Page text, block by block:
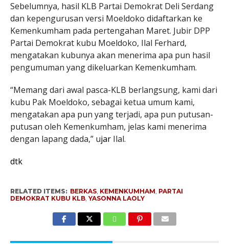
Sebelumnya, hasil KLB Partai Demokrat Deli Serdang
dan kepengurusan versi Moeldoko didaftarkan ke
Kemenkumham pada pertengahan Maret. Jubir DPP
Partai Demokrat kubu Moeldoko, Ilal Ferhard,
mengatakan kubunya akan menerima apa pun hasil
pengumuman yang dikeluarkan Kemenkumham.
“Memang dari awal pasca-KLB berlangsung, kami dari
kubu Pak Moeldoko, sebagai ketua umum kami,
mengatakan apa pun yang terjadi, apa pun putusan-
putusan oleh Kemenkumham, jelas kami menerima
dengan lapang dada,” ujar Ilal.
dtk
RELATED ITEMS: BERKAS, KEMENKUMHAM, PARTAI
DEMOKRAT KUBU KLB, YASONNA LAOLY